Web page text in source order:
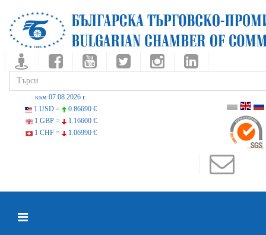
към 07.08.2026 г.
1 USD =
0.86690 €
1 GBP =
1.16600 €
1 CHF =
1.06990 €